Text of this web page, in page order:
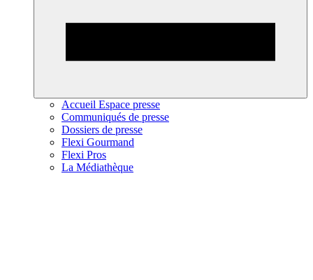
Accueil Espace presse
Communiqués de presse
Dossiers de presse
Flexi Gourmand
Flexi Pros
La Médiathèque